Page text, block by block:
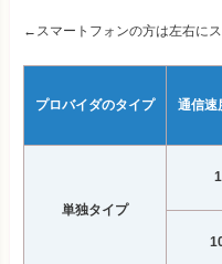
←スマートフォンの方は左右に
プロバイダのタイプ 通信速
単独タイプ